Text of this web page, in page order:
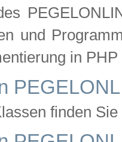
und
in
finden